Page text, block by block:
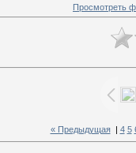
Просмотреть
« Предыдущая| 4 5